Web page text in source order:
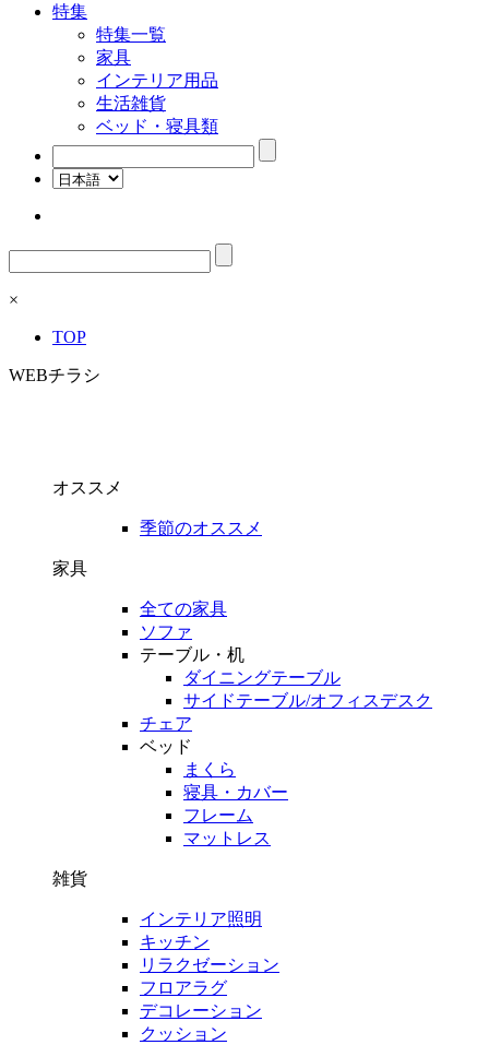
特集
特集一覧
家具
インテリア用品
生活雑貨
ベッド・寝具類
検
索:
検
索:
×
TOP
WEBチラシ
オススメ
季節のオススメ
家具
全ての家具
ソファ
テーブル・机
ダイニングテーブル
サイドテーブル/オフィスデスク
チェア
ベッド
まくら
寝具・カバー
フレーム
マットレス
雑貨
インテリア照明
キッチン
リラクゼーション
フロアラグ
デコレーション
クッション